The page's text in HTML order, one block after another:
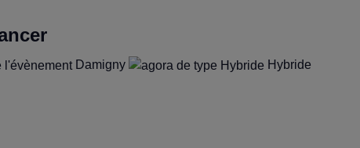
Damigny Hybride